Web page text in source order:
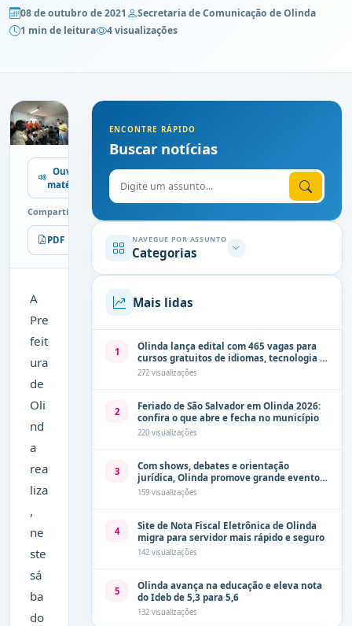
08 de outubro de 2021
Secretaria de Comunicação de Olinda
1 min de leitura
4 visualizações
Ouvir
matéria
Compartilhe
PDF Imprimir
A
Pre
feit
ura
de
Oli
nd
a
rea
liza
,
ne
ste
sá
ba
do
ENCONTRE RÁPIDO
Buscar notícias
Digite o assunto
NAVEGUE POR ASSUNTO
Categorias
Mais lidas
1
Olinda lança edital com 465 vagas para
cursos gratuitos de idiomas, tecnologia e
comunicação
272 visualizações
2
Feriado de São Salvador em Olinda 2026:
confira o que abre e fecha no município
220 visualizações
3
Com shows, debates e orientação
jurídica, Olinda promove grande evento
de combate à violência contra a mulher
neste sábado (8)
159 visualizações
4
Site de Nota Fiscal Eletrônica de Olinda
migra para servidor mais rápido e seguro
142 visualizações
5
Olinda avança na educação e eleva nota
do Ideb de 5,3 para 5,6
132 visualizações